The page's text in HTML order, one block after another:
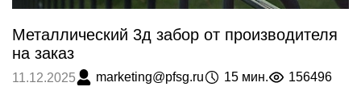
Металлический 3д забор от производителя
на заказ
11.12.2025 marketing@pfsg.ru 15 мин. 156496